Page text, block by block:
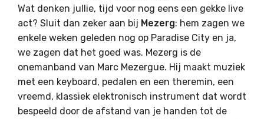
Wat denken jullie, tijd voor nog eens een gekke live
act? Sluit dan zeker aan bij Mezerg: hem zagen we
enkele weken geleden nog op Paradise City en ja,
we zagen dat het goed was. Mezerg is de
onemanband van Marc Mezergue. Hij maakt muziek
met een keyboard, pedalen en een theremin, een
vreemd, klassiek elektronisch instrument dat wordt
bespeeld door de afstand van je handen tot de